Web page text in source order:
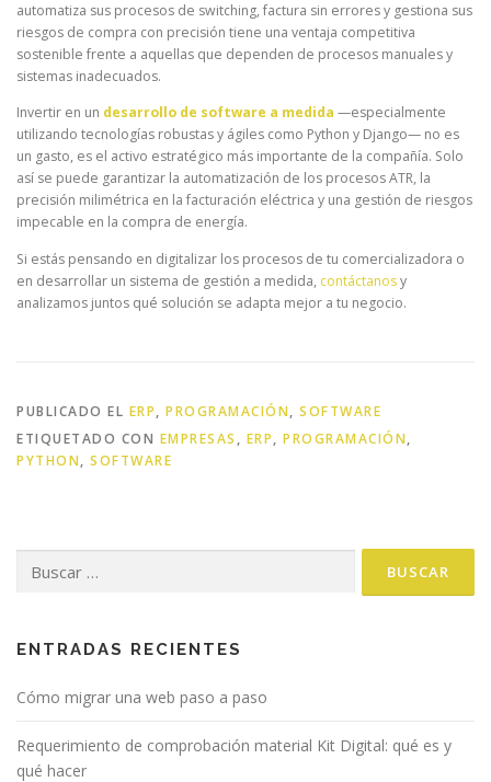
automatiza sus procesos de switching, factura sin errores y gestiona sus
riesgos de compra con precisión tiene una ventaja competitiva
sostenible frente a aquellas que dependen de procesos manuales y
sistemas inadecuados.
Invertir en un desarrollo de software a medida —especialmente
utilizando tecnologías robustas y ágiles como Python y Django— no es
un gasto, es el activo estratégico más importante de la compañía. Solo
así se puede garantizar la automatización de los procesos ATR, la
precisión milimétrica en la facturación eléctrica y una gestión de riesgos
impecable en la compra de energía.
Si estás pensando en digitalizar los procesos de tu comercializadora o
en desarrollar un sistema de gestión a medida, contáctanosy
analizamos juntos qué solución se adapta mejor a tu negocio.
PUBLICADO EL ERP, PROGRAMACIÓN, SOFTWARE
ETIQUETADO CON EMPRESAS , ERP, PROGRAMACIÓN,
PYTHON, SOFTWARE
ENTRADAS RECIENTES
Cómo migrar una web paso a paso
Requerimiento de comprobación material Kit Digital: qué es y
qué hacer